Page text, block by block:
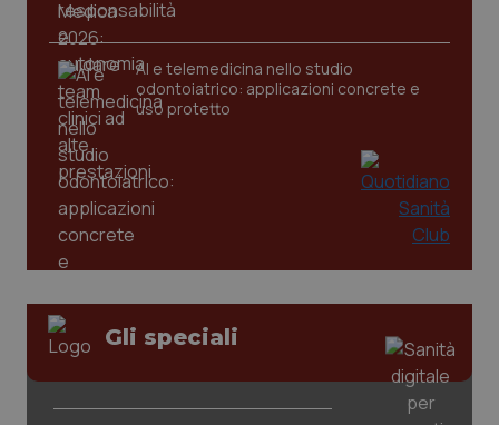
AI e telemedicina nello studio
odontoiatrico: applicazioni concrete e
uso protetto
Gli speciali
session-id
_ga
.quotidianosanita.it